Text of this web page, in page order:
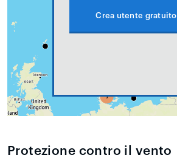
Crea utente gratuito
Protezione contro il vento